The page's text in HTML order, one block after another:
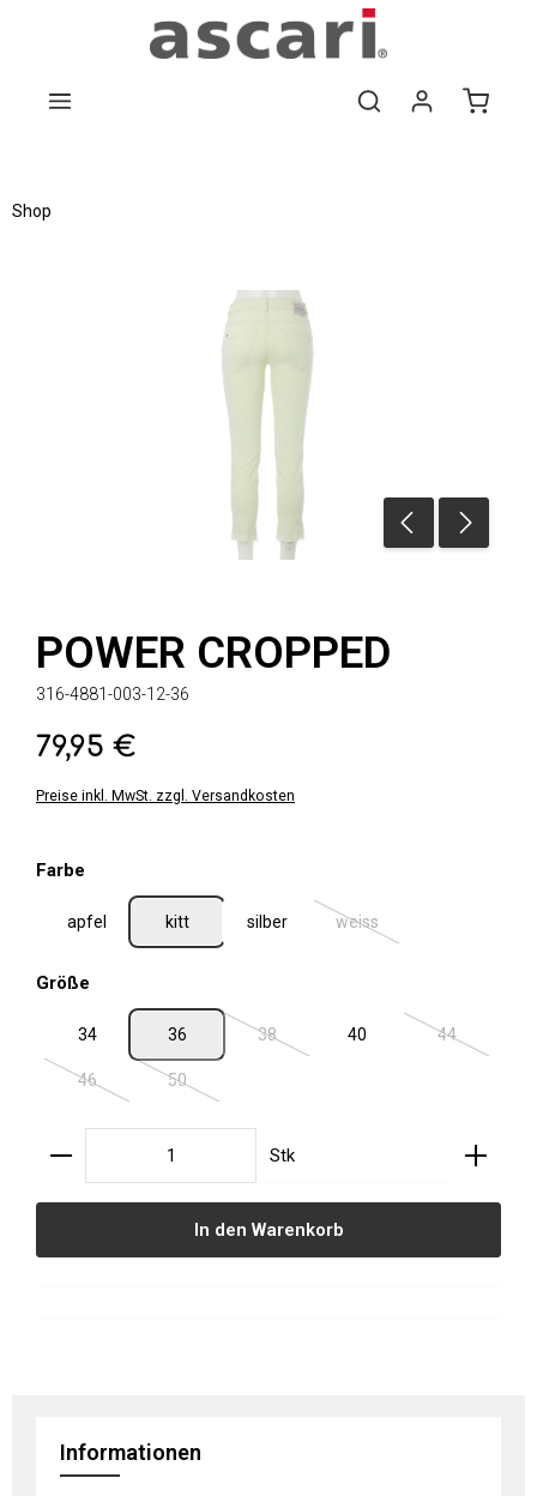
Zum Hauptinhalt springen
Shop
POWER CROPPED
316-4881-003-12-36
Regulärer Preis:
79,95 €
Preise inkl. MwSt. zzgl. Versandkosten
Farbe
apfel kitt silber weiss(Diese Option ist zurzeit
Größe
34 36 38(Diese Option ist zurzeit nicht
40 44(Diese
46(Diese Option ist zurzeit nicht verfügbar.)
50(Diese Option ist zurzeit nicht verfügbar.)
Produkt Anzahl: Gib den gewünschten Wert ein
Stk
In den Warenkorb
Informationen